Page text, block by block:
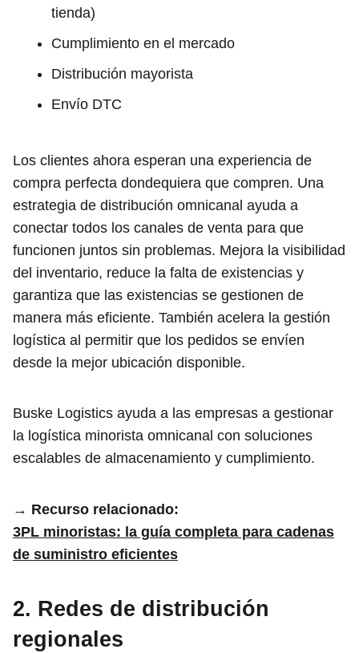
tienda)
Cumplimiento en el mercado
Distribución mayorista
Envío DTC
Los clientes ahora esperan una experiencia de
compra perfecta dondequiera que compren. Una
estrategia de distribución omnicanal ayuda a
conectar todos los canales de venta para que
funcionen juntos sin problemas. Mejora la visibilidad
del inventario, reduce la falta de existencias y
garantiza que las existencias se gestionen de
manera más eficiente. También acelera la gestión
logística al permitir que los pedidos se envíen
desde la mejor ubicación disponible.
Buske Logistics ayuda a las empresas a gestionar
la logística minorista omnicanal con soluciones
escalables de almacenamiento y cumplimiento.
→ Recurso relacionado:
3PL minoristas: la guía completa para cadenas
de suministro eficientes
2. Redes de distribución
regionales